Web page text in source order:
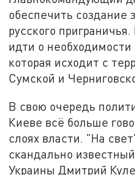
обеспечить создание
русского
идти о необходимости
которая исходит с
Сумской и
В свою очередь
Киеве всё больше
слоях власти. "На
скандально
Украины Дмитрий